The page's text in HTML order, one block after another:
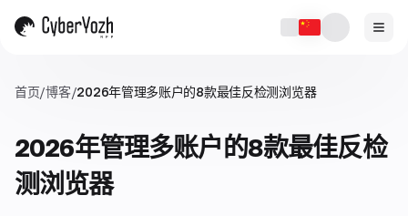
首页/博客/2026年管理多账户的8款最佳反检测浏览器
2026年管理多账户的8款最佳反检
测浏览器